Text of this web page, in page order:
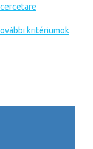
kritériumok